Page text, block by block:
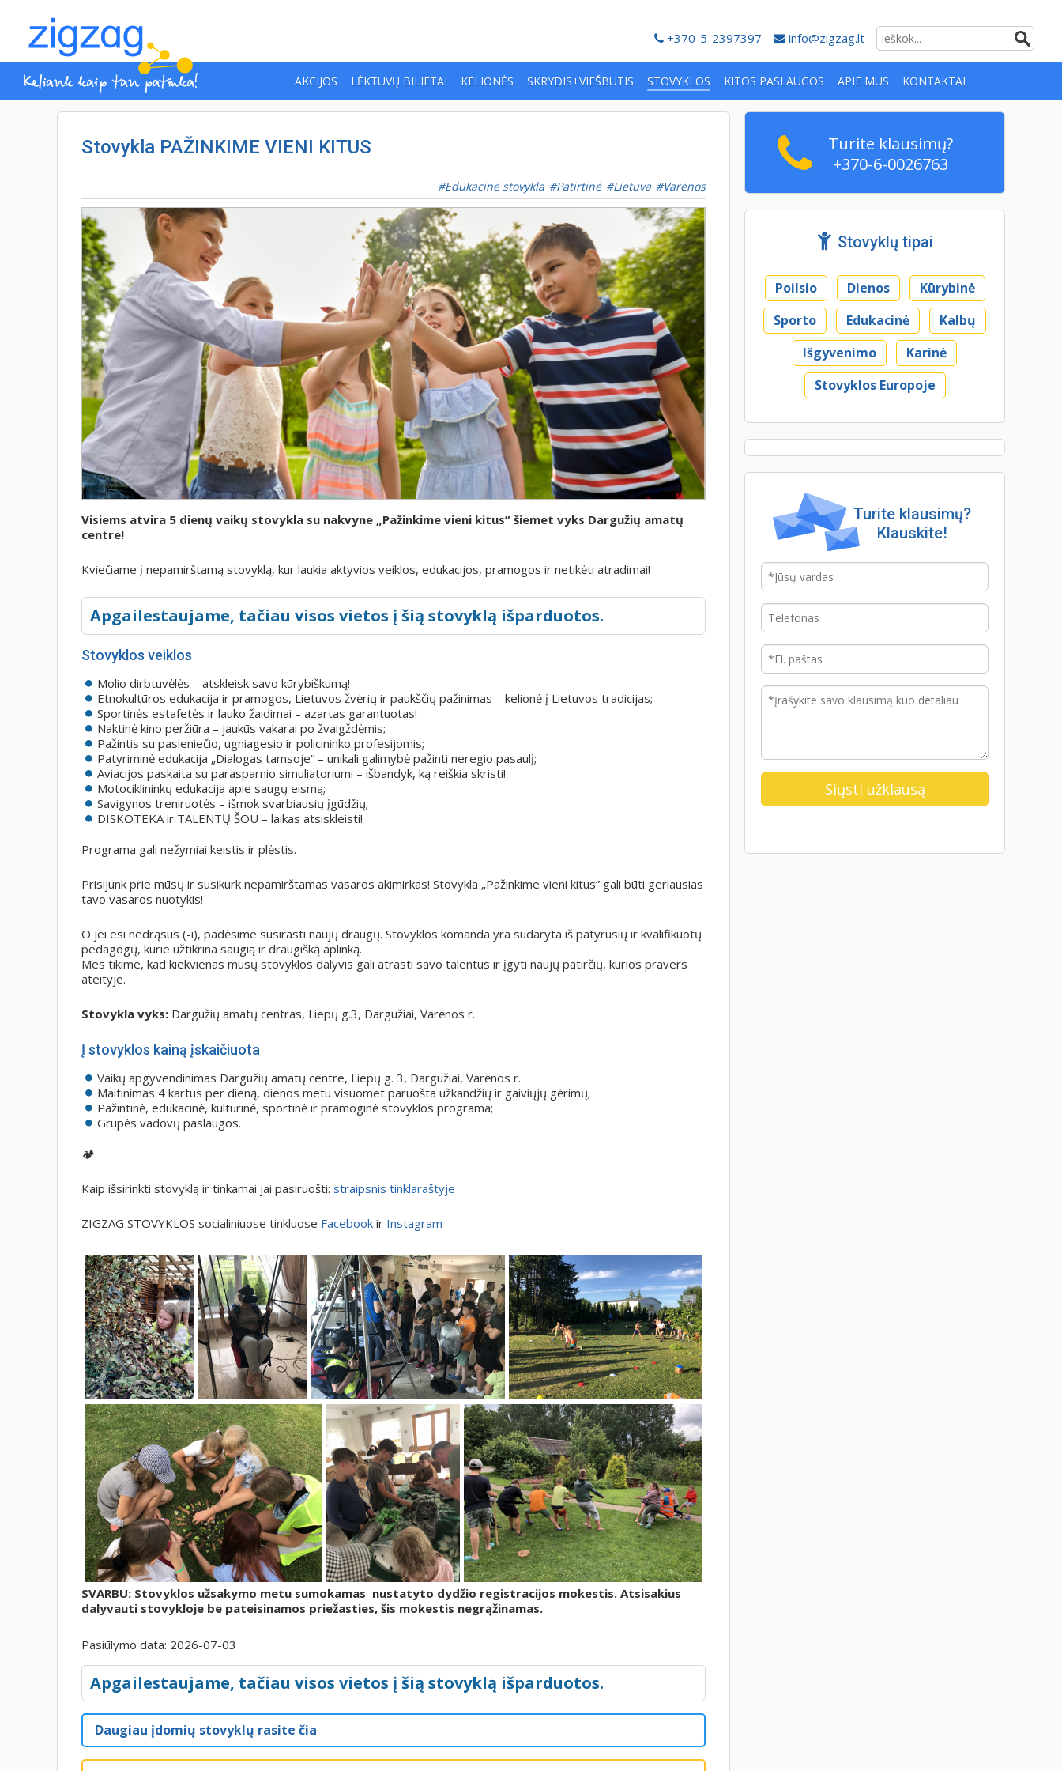
+370-5-2397397 info@zigzag.lt
AKCIJOS LĖKTUVŲ BILIETAI KELIONĖS SKRYDIS+VIEŠBUTIS STOVYKLOS KITOS PASLAUGOS APIE MUS KONTAKTAI
Stovykla PAŽINKIME VIENI KITUS
Edukacinė stovykla Patirtinė Lietuva Varėnos
Visiems atvira 5 dienų vaikų stovykla su nakvyne „Pažinkime vieni kitus” šiemet vyks Dargužių amatų
centre!
Kviečiame į nepamirštamą stovyklą, kur laukia aktyvios veiklos, edukacijos, pramogos ir netikėti atradimai!
Apgailestaujame, tačiau visos vietos į šią stovyklą išparduotos.
Stovyklos veiklos
Molio dirbtuvėlės – atskleisk savo kūrybiškumą!
Etnokultūros edukacija ir pramogos, Lietuvos žvėrių ir paukščių pažinimas – kelionė į Lietuvos tradicijas;
Sportinės estafetės ir lauko žaidimai – azartas garantuotas!
Naktinė kino peržiūra – jaukūs vakarai po žvaigždėmis;
Pažintis su pasieniečio, ugniagesio ir policininko profesijomis;
Patyriminė edukacija „Dialogas tamsoje“ – unikali galimybė pažinti neregio pasaulį;
Aviacijos paskaita su parasparnio simuliatoriumi – išbandyk, ką reiškia skristi!
Motociklininkų edukacija apie saugų eismą;
Savigynos treniruotės – išmok svarbiausių įgūdžių;
DISKOTEKA ir TALENTŲ ŠOU – laikas atsiskleisti!
Programa gali nežymiai keistis ir plėstis.
Prisijunk prie mūsų ir susikurk nepamirštamas vasaros akimirkas! Stovykla „Pažinkime vieni kitus” gali būti geriausias
tavo vasaros nuotykis!
O jei esi nedrąsus (-i), padėsime susirasti naujų draugų. Stovyklos komanda yra sudaryta iš patyrusių ir kvalifikuotų
pedagogų, kurie užtikrina saugią ir draugišką aplinką.
Mes tikime, kad kiekvienas mūsų stovyklos dalyvis gali atrasti savo talentus ir įgyti naujų patirčių, kurios pravers
ateityje.
Stovykla vyks: Dargužių amatų centras, Liepų g.3, Dargužiai, Varėnos r.
Į stovyklos kainą įskaičiuota
Vaikų apgyvendinimas Dargužių amatų centre, Liepų g. 3, Dargužiai, Varėnos r.
Maitinimas 4 kartus per dieną, dienos metu visuomet paruošta užkandžių ir gaiviųjų gėrimų;
Pažintinė, edukacinė, kultūrinė, sportinė ir pramoginė stovyklos programa;
Grupės vadovų paslaugos.
🏕️
Kaip išsirinkti stovyklą ir tinkamai jai pasiruošti: straipsnis tinklaraštyje
ZIGZAG STOVYKLOS socialiniuose tinkluose Facebook ir Instagram
SVARBU: Stovyklos užsakymo metu sumokamas nustatyto dydžio registracijos mokestis. Atsisakius
dalyvauti stovykloje be pateisinamos priežasties, šis mokestis negrąžinamas.
Pasiūlymo data: 2026-07-03
Apgailestaujame, tačiau visos vietos į šią stovyklą išparduotos.
Daugiau įdomių stovyklų rasite čia
Turite klausimų?
+370-6-0026763
Stovyklų tipai
Poilsio Dienos
Kūrybinė
Sporto
Edukacinė
Kalbų
Išgyvenimo
Karinė
Stovyklos Europoje
Turite klausimų?
Klauskite!